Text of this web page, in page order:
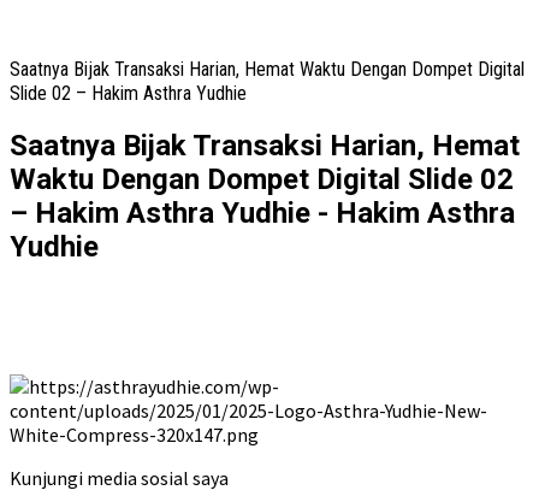
Saatnya Bijak Transaksi Harian, Hemat Waktu Dengan Dompet Digital
Slide 02 – Hakim Asthra Yudhie
Saatnya Bijak Transaksi Harian, Hemat
Waktu Dengan Dompet Digital Slide 02
– Hakim Asthra Yudhie - Hakim Asthra
Yudhie
Kunjungi media sosial saya